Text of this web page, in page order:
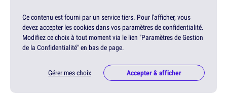
Ce contenu est fourni par un service tiers. Pour l'afficher, vous
devez accepter les cookies dans vos paramètres de confidentialité.
Modifiez ce choix à tout moment via le lien "Paramètres de Gestion
de la Confidentialité" en bas de page.
Gérer mes choix Accepter & afficher